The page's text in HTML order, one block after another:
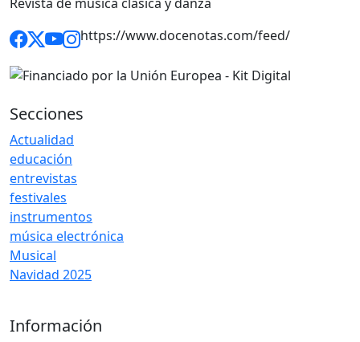
https://www.docenotas.com/feed/
Secciones
Actualidad
educación
entrevistas
festivales
instrumentos
música electrónica
Musical
Navidad 2025
Información